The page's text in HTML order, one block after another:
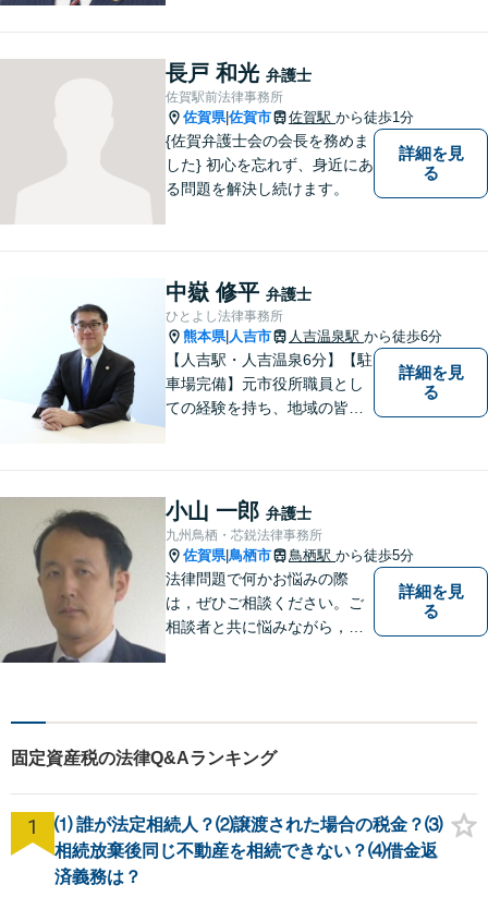
なリーガルサービスを提供い
たします。
長戸 和光 弁護士
佐賀駅前法律事務所
佐賀県|佐賀市 佐賀駅 から徒歩1分
{佐賀弁護士会の会長を務めま
した} 初心を忘れず、身近にあ
る問題を解決し続けます。
詳細を見
る
中嶽 修平 弁護士
ひとよし法律事務所
熊本県| 人吉市 人吉温泉駅 から徒歩6分
【人吉駅・人吉温泉6分】【駐
車場完備】元市役所職員とし
ての経験を持ち、地域の皆さ
懇切丁寧に対応し、解決を目
指します【LINE対応】
詳細を見
る
小山 一郎 弁護士
九州鳥栖・芯鋭法律事務所
佐賀県|鳥栖市 鳥栖駅 から徒歩5分
法律問題で何かお悩みの際
は，ぜひご相談ください。ご
相談者と共に悩みながら，い
詳細を見
る
固定資産税の法律Q&Aランキング
1
⑴ 誰が法定相続人？⑵譲渡された場合の税金？⑶
相続放棄後同じ不動産を相続できない？⑷借金返
済義務は？